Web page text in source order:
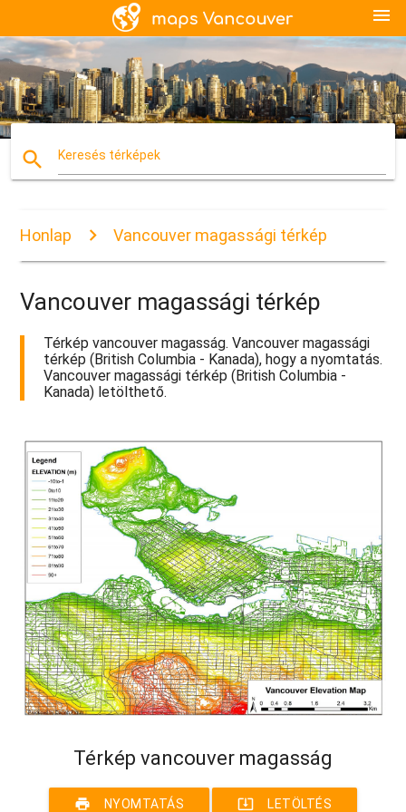
menu
search Keresés térképek
Honlap Vancouver magassági térkép
Vancouver magassági térkép
Térkép vancouver magasság. Vancouver magassági
térkép (British Columbia - Kanada), hogy a nyomtatás.
Vancouver magassági térkép (British Columbia -
Kanada) letölthető.
Térkép vancouver magasság
print NYOMTATÁS system_update_alt LETÖLTÉS